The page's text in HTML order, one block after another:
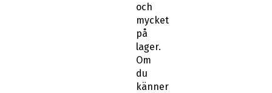
och
mycket
på
lager.
Om
du
känner